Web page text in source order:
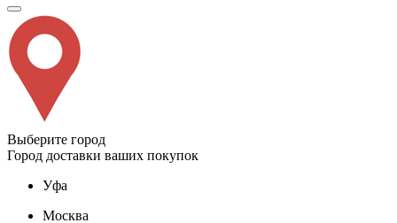
Выберите город
Город доставки ваших покупок
Уфа
Москва